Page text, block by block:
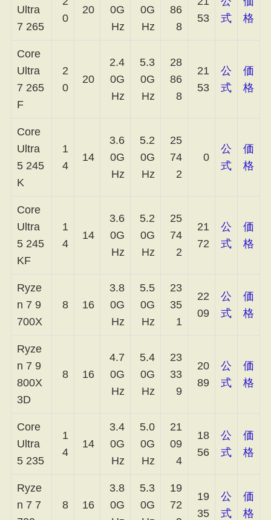
Ultra
7 265
0
20
0G
Hz
0G
Hz
86
8
53
式
格
Core
Ultra
7 265
F
2
0
20
2.4
0G
Hz
5.3
0G
Hz
28
86
8
21
53
公
式
価
格
Core
Ultra
5 245
K
1
4
14
3.6
0G
Hz
5.2
0G
Hz
25
74
2
0
公
式
価
格
Core
Ultra
5 245
KF
1
4
14
3.6
0G
Hz
5.2
0G
Hz
25
74
2
21
72
公
式
価
格
Ryze
n 7 9
700X
8 16
3.8
0G
Hz
5.5
0G
Hz
23
35
1
22
09
公
式
価
格
Ryze
n 7 9
800X
3D
8 16
4.7
0G
Hz
5.4
0G
Hz
23
33
9
20
89
公
式
価
格
Core
Ultra
5 235
1
4
14
3.4
0G
Hz
5.0
0G
Hz
21
09
4
18
56
公
式
価
格
Ryze
n 7 7
8 16
3.8
0G
5.3
0G
19
72
19
35
公
式
価
格